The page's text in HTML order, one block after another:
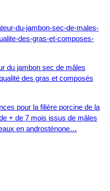
du jambon sec de mâles
des gras et composés
pour la filière porcine de la
+ de 7 mois issus de mâles
en androsténone…